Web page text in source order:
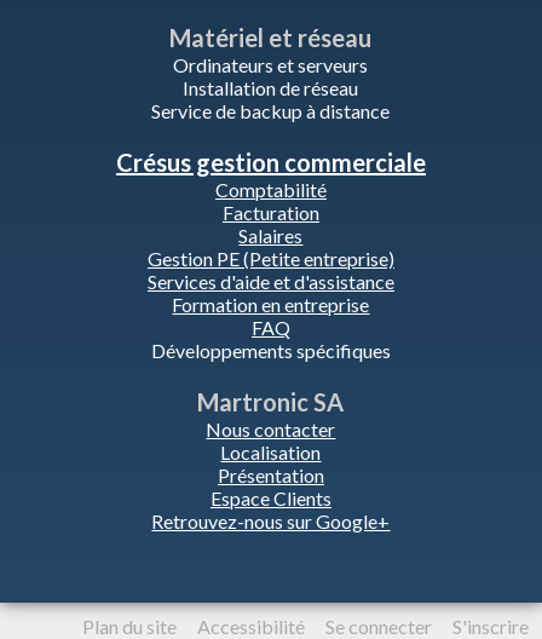
Matériel et réseau
Ordinateurs et serveurs
Installation de réseau
Service de backup à distance
Crésus gestion commerciale
Comptabilité
Facturation
Salaires
Gestion PE (Petite entreprise)
Services d'aide et d'assistance
Formation en entreprise
FAQ
Développements spécifiques
Martronic SA
Nous contacter
Localisation
Présentation
Espace Clients
Retrouvez-nous sur Google+
Plan du site Accessibilité Se connecter S'inscrire